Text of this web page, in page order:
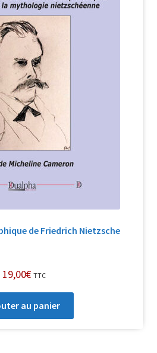
et cookies
de Friedrich Nietzsche
19,00€ TTC
au panier